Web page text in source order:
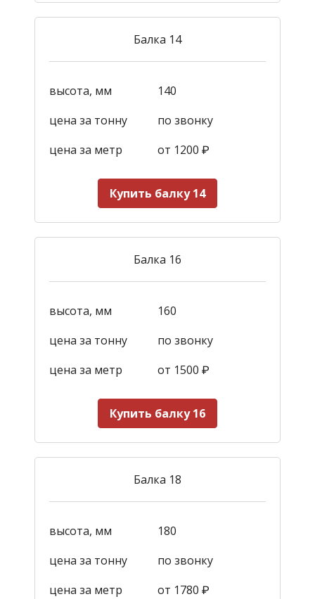
Балка 14
высота, мм
140
цена за тонну
по звонку
цена за метр
от 1200 ₽
Купить балку 14
Балка 16
высота, мм
160
цена за тонну
по звонку
цена за метр
от 1500 ₽
Купить балку 16
Балка 18
высота, мм
180
цена за тонну
по звонку
цена за метр
от 1780 ₽